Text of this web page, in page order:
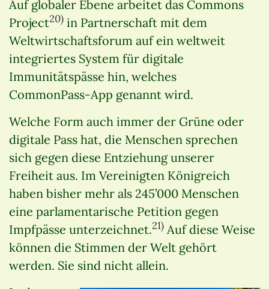
Auf globaler Ebene arbeitet das Commons
Project20) in Partnerschaft mit dem
Weltwirtschaftsforum auf ein weltweit
integriertes System für digitale
Immunitätspässe hin, welches
CommonPass-App genannt wird.
Welche Form auch immer der Grüne oder
digitale Pass hat, die Menschen sprechen
sich gegen diese Entziehung unserer
Freiheit aus. Im Vereinigten Königreich
haben bisher mehr als 245’000 Menschen
eine parlamentarische Petition gegen
Impfpässe unterzeichnet.21) Auf diese Weise
können die Stimmen der Welt gehört
werden. Sie sind nicht allein.